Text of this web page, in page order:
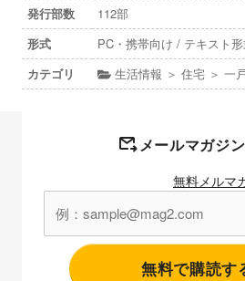
発行部数
112部
形式
PC・携帯向け / テキスト
カテゴリ
生活情報 ＞ 住宅 ＞ 一
メールマガジ
無料メルマ
無料で購読す